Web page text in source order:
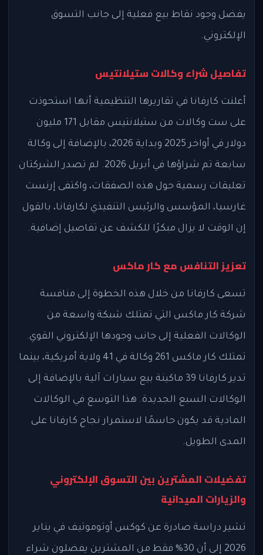
يفضل وجود نقاط بيع فعلية إلى جانب التسوق
الإلكتروني.
تفاصيل شراء وكالات ستيلانتيس
أعلنت كارفانا في تقاريرها التنظيمية أنها استحوذت
على ست وكالات من ستيلانتيس مقابل 171 مليون
دولار في أواخر 2025 وبداية 2026، بالإضافة إلى وكالة
سابعة تم شراؤها في أبريل 2026. لم تصدر الشركتان
تعليقات رسمية حول هذه الصفقات، واكتفى إرنست
غارسيا، المؤسس والرئيس التنفيذي لكارفانا، بالقول
إن الوقت لا يزال مبكرًا للكشف عن تفاصيل إضافية.
تعزيز التنافس مع كار ماكس
تسعى كارفانا من خلال هذه الخطوة إلى منافسة
شركة كار ماكس التي تمتلك شبكة واسعة من
الوكالات الفعلية إلى جانب وجودها الإلكتروني القوي.
تمتلك كار ماكس 261 وكالة في 41 ولاية أمريكية، بينما
تدير كارفانا 39 ماكينة بيع سيارات آلية بالإضافة إلى
الوكالات السبع الجديدة. هذا التوسع في الوكالات
المادية قد يكون حاسمًا لاستمرار نجاح كارفانا على
المدى الطويل.
تفضيلات المشترين بين التسوق الإلكتروني
والزيارات الميدانية
تشير دراسة صادرة عن كوكس أوتوموتيف في يناير
2026 إلى أن 30% فقط من المشترين يفضلون شراء